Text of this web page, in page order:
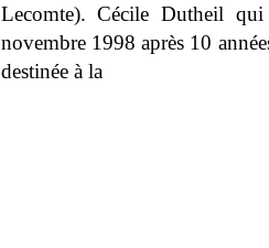
Lecomte). Cécile Dutheil
novembre 1998 après 10
destinée à la